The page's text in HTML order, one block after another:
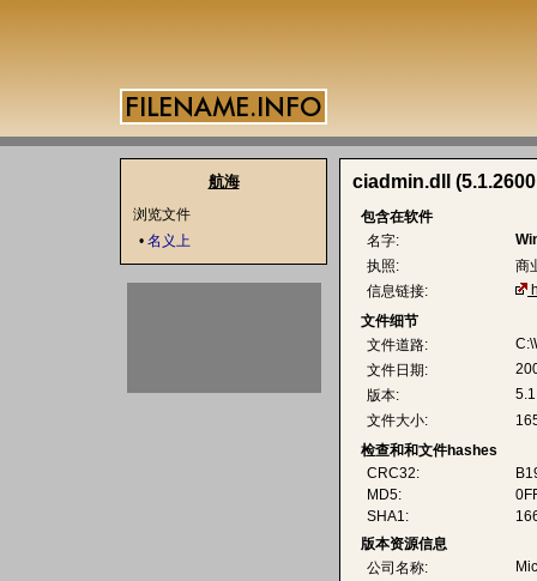
ciadmin.dll
包含在软件
名字:
执照:
商
信息链接:
文件细节
文件道路:
文件日期:
版本:
文件大小:
检查和和文件hashes
CRC32:
MD5:
SHA1:
版本资源信息
公司名称:
航海
浏览文件
• 名义上